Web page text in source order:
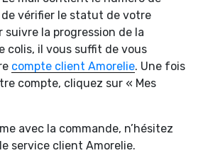
vérifier le statut de votre
suivre la progression de la
colis, il vous suffit de vous
compte client Amorelie. Une fois
compte, cliquez sur « Mes
avec la commande, n’hésitez
service client Amorelie.